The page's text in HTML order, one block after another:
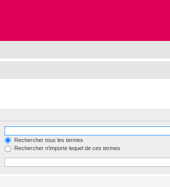
Rechercher tous les termes
Rechercher n’importe lequel de ces termes